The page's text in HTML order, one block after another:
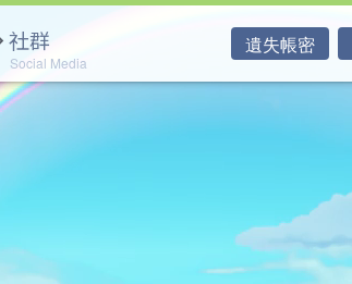
社群
Social Media
遺失帳密